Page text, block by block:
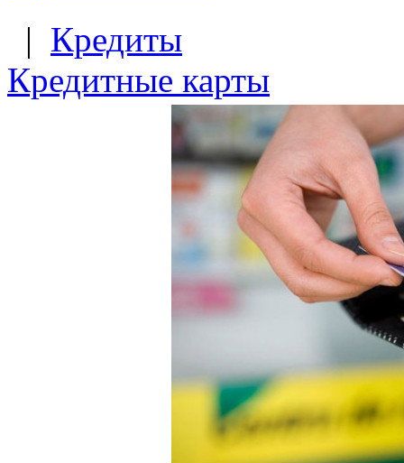
| Кредиты
Кредитные карты